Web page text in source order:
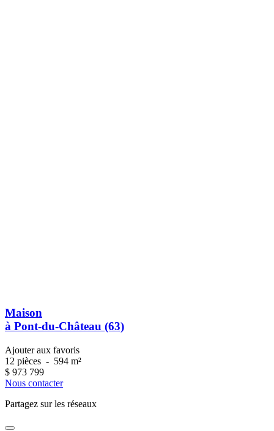
Maison
à Pont-du-Château (63)
Ajouter aux favoris
12 pièces - 594 m²
$ 973 799
Nous contacter
Partagez sur les réseaux